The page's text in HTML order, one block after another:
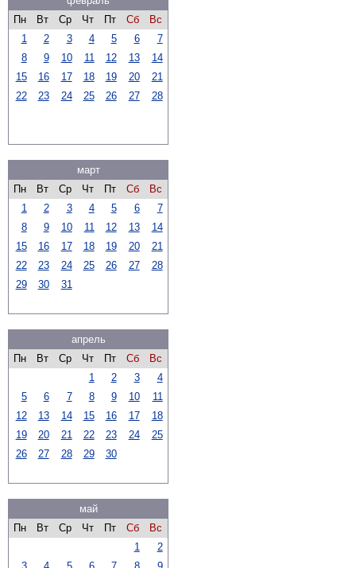
Пн
Вт Ср Чт Пт Сб
Вс
1
2 3 4 5 6
7
8
9 10 11 12 13
14
15
16 17 18 19 20
21
22
23 24 25 26 27 28
март
Пн
Вт Ср Чт Пт Сб
Вс
1
2 3 4 5 6
7
8
9 10 11 12 13
14
15
16 17 18 19 20
21
22
23 24 25 26 27
28
29
30 31
апрель
Пн
Вт Ср Чт Пт Сб
Вс
1
2 3
4
5
6 7 8 9 10
11
12
13 14 15 16 17
18
19
20 21 22 23 24
25
26
27 28 29 30
май
Пн
Вт Ср Чт Пт Сб
Вс
1
2